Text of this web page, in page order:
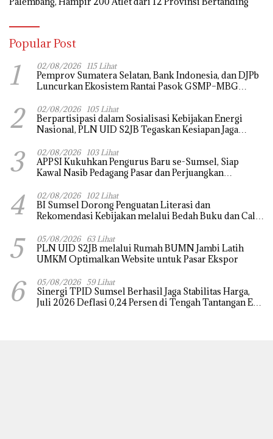
Popular Post
1 02/08/2026 115 Lihat
Pemprov Sumatera Selatan, Bank Indonesia, dan DJPb
Luncurkan Ekosistem Rantai Pasok GSMP–MBG
Inflasi
2 02/08/2026 105 Lihat
Berpartisipasi dalam Sosialisasi Kebijakan Energi
Nasional, PLN UID S2JB Tegaskan Kesiapan Jaga
3 02/08/2026 103 Lihat
APPSI Kukuhkan Pengurus Baru se-Sumsel, Siap
Kawal Nasib Pedagang Pasar dan Perjuangkan
4 02/08/2026 102 Lihat
BI Sumsel Dorong Penguatan Literasi dan
Rekomendasi Kebijakan melalui Bedah Buku dan Call
2026
5 05/08/2026 63 Lihat
PLN UID S2JB melalui Rumah BUMN Jambi Latih
UMKM Optimalkan Website untuk Pasar Ekspor
6 05/08/2026 59 Lihat
Sinergi TPID Sumsel Berhasil Jaga Stabilitas Harga,
Juli 2026 Deflasi 0,24 Persen di Tengah Tantangan El